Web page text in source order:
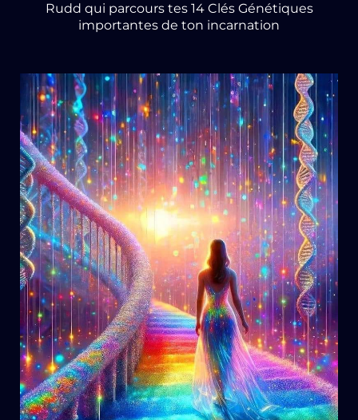
Rudd qui parcours tes 14 Clés Génétiques
importantes de ton incarnation